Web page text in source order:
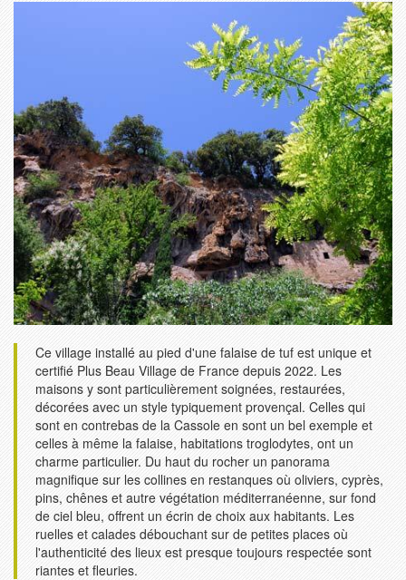
Ce village installé au pied d'une falaise de tuf est unique et
certifié Plus Beau Village de France depuis 2022. Les
maisons y sont particulièrement soignées, restaurées,
décorées avec un style typiquement provençal. Celles qui
sont en contrebas de la Cassole en sont un bel exemple et
celles à même la falaise, habitations troglodytes, ont un
charme particulier. Du haut du rocher un panorama
magnifique sur les collines en restanques où oliviers, cyprès,
pins, chênes et autre végétation méditerranéenne, sur fond
de ciel bleu, offrent un écrin de choix aux habitants. Les
ruelles et calades débouchant sur de petites places où
l'authenticité des lieux est presque toujours respectée sont
riantes et fleuries.